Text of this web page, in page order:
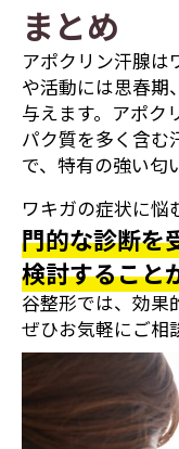
まとめ
アポクリン汗腺は
や活動には思春期
与えます。アポク
パク質を多く含む
で、特有の強い匂
ワキガの症状に悩
門的な診断を
検討すること
谷整形では、効果
ぜひお気軽にご相